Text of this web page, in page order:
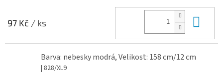
97 Kč / ks
Barva: nebesky modrá, Velikost: 158 cm/12 cm
| 828/XL9